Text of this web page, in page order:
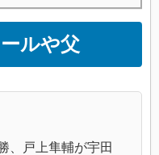
ルや父
、戸上隼輔が宇田